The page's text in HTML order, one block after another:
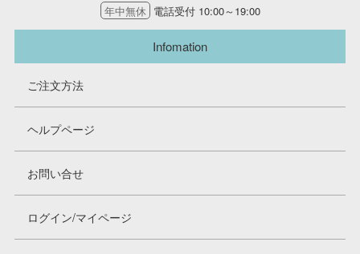
年中無休 電話受付 10:00～19:00
Infomation
ご注文方法
ヘルプページ
お問い合せ
ログイン/マイページ